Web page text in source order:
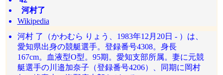
河村了
Wikipedia
河村 了（かわむら りょう、1983年12月20日 - ）は、
愛知県出身の競艇選手。登録番号4308。身長
167cm。血液型O型。95期。愛知支部所属。妻に元競
艇選手の川邉加奈子（登録番号4206）、同期に岡村